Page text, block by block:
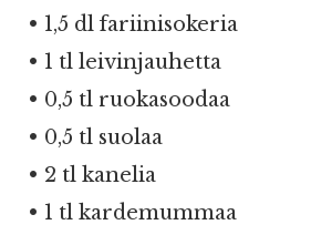
• 1,5 dl fariinisokeria
• 1 tl leivinjauhetta
• 0,5 tl ruokasoodaa
• 0,5 tl suolaa
• 2 tl kanelia
• 1 tl kardemummaa